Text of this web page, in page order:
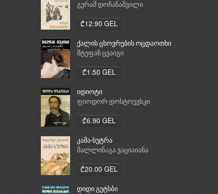
გურამ დოჩანაშვილი
₾12.90 GEL
ქალის ცხოვრების ოცდაოთხი
საათი
შტეფან ცვაიგი
₾1.50 GEL
იდიოტი
ფიოდორ დოსტოევსკი
₾6.90 GEL
კამა-სუტრა
მალლინაგა ვაციაიანა
₾20.00 GEL
დიდი გეტსბი